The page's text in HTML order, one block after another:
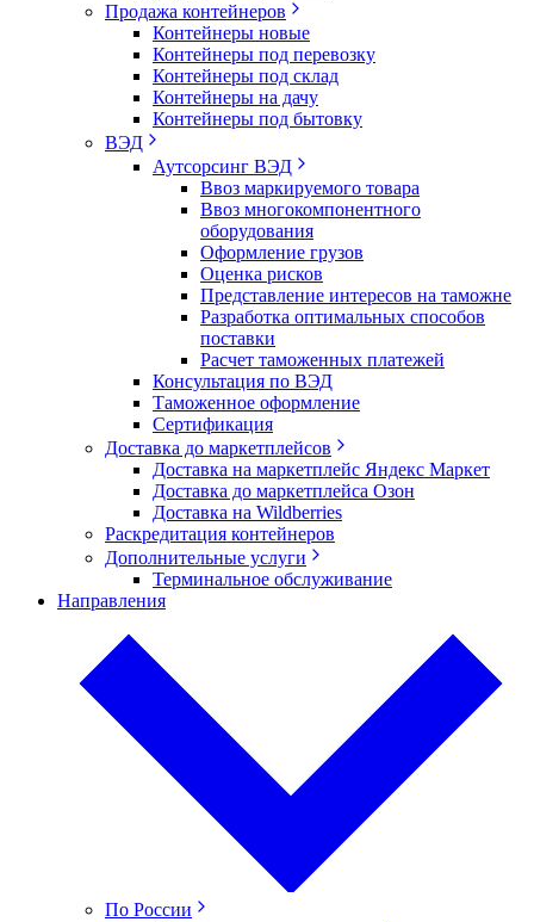
Продажа контейнеров
Контейнеры новые
Контейнеры под перевозку
Контейнеры под склад
Контейнеры на дачу
Контейнеры под бытовку
ВЭД
Аутсорсинг ВЭД
Ввоз маркируемого товара
Ввоз многокомпонентного
оборудования
Оформление грузов
Оценка рисков
Представление интересов на таможне
Разработка оптимальных способов
поставки
Расчет таможенных платежей
Консультация по ВЭД
Таможенное оформление
Сертификация
Доставка до маркетплейсов
Доставка на маркетплейс Яндекс Маркет
Доставка до маркетплейса Озон
Доставка на Wildberries
Раскредитация контейнеров
Дополнительные услуги
Терминальное обслуживание
Направления
По России